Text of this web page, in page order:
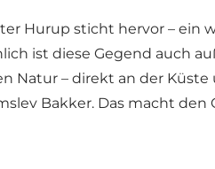
Hurup sticht hervor – ein
ist diese Gegend auch
Natur – direkt an der
Bakker. Das macht